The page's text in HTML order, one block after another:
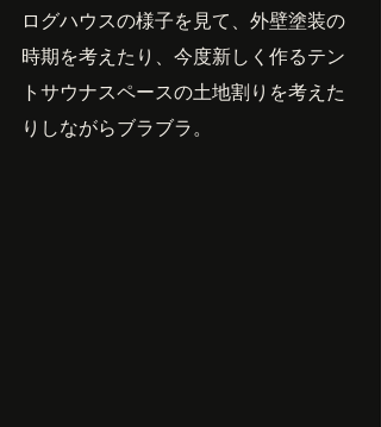
ログハウスの様子を見て、外壁塗装の
時期を考えたり、今度新しく作るテン
トサウナスペースの土地割りを考えた
りしながらブラブラ。